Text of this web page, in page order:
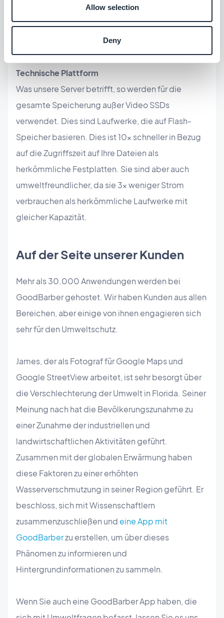
Allow selection
Deny
längere Strecken nutzen, ermöglicht es uns, auf
ganz Korsika (und darüber hinaus...) zu reisen, ohne
die Umwelt zu verschmutzen.
Technische Plattform
Was unsere Server betrifft, so werden für die
gesamte Speicherung außer Video SSDs
verwendet. Dies sind Laufwerke, die auf Flash-
Speicher basieren. Dies ist 10x schneller in Bezug
auf die Zugriffszeit auf Ihre Dateien als
herkömmliche Festplatten. Sie sind aber auch
umweltfreundlicher, da sie 3x weniger Strom
verbrauchen als herkömmliche Laufwerke mit
gleicher Kapazität.
Auf der Seite unserer Kunden
Mehr als 30.000 Anwendungen werden bei
GoodBarber gehostet. Wir haben Kunden aus allen
Bereichen, aber einige von ihnen engagieren sich
sehr für den Umweltschutz.
James, der als Fotograf für Google Maps und
Google StreetView arbeitet, ist sehr besorgt über
die Verschlechterung der Umwelt in Florida. Seiner
Meinung nach hat die Bevölkerungszunahme zu
einer Zunahme der industriellen und
landwirtschaftlichen Aktivitäten geführt.
Zusammen mit der globalen Erwärmung haben
diese Faktoren zu einer erhöhten
Wasserverschmutzung in seiner Region geführt. Er
beschloss, sich mit Wissenschaftlern
zusammenzuschließen und eine App mit
GoodBarberzu erstellen, um über dieses
Phänomen zu informieren und
Hintergrundinformationen zu sammeln.
Wenn Sie auch eine GoodBarber App haben, die